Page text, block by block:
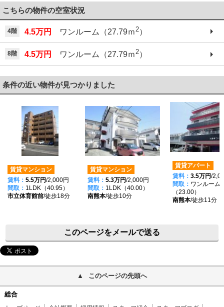
こちらの物件の空室状況
4階 4.5万円 ワンルーム（27.79ｍ2）
8階 4.5万円 ワンルーム（27.79ｍ2）
条件の近い物件が見つかりました
賃貸マンション
賃料： 5.5万円/2,000円
間取： 1LDK（40.95）
市立体育館前/徒歩18分
賃貸マンション
賃料： 5.3万円/2,000円
間取： 1LDK（40.00）
南熊本/徒歩10分
賃貸アパート
賃料： 3.5万円/
間取： ワンルーム
（23.00）
南熊本/徒歩11分
このページをメールで送る
このページの先頭へ
総合